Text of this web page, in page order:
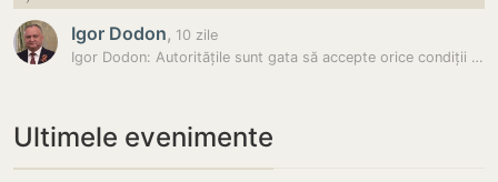
Igor Dodon, 10 zile
Igor Dodon: Autoritățile sunt gata să accepte orice condiții în numele…
Ultimele evenimente